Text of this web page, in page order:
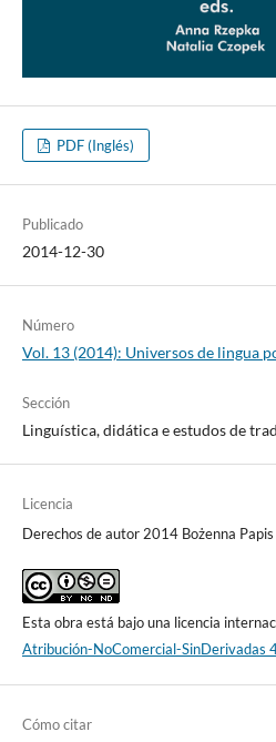
PDF (Inglés)
Publicado
2014-12-30
Número
Vol. 13 (2014): Universos de lingua
Sección
Linguística, didática e estudos de
Licencia
Derechos de autor 2014 Bożenna Papis
Esta obra está bajo una licencia
Atribución-NoComercial-SinDerivadas
Cómo citar